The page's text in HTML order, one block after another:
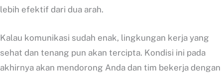
lebih efektif dari dua arah.
Kalau komunikasi sudah enak, lingkungan kerja yang
sehat dan tenang pun akan tercipta. Kondisi ini pada
akhirnya akan mendorong Anda dan tim bekerja dengan